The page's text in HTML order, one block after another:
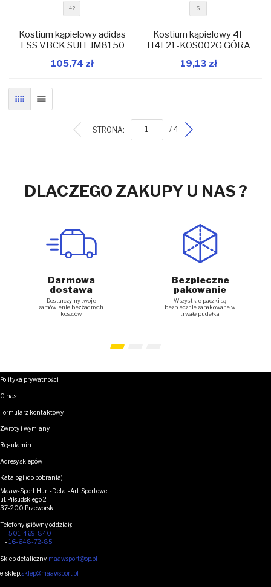
W magazynie
Dodaj do koszyka
42
Kostium kąpielowy adidas
ESS VBCK SUIT JM8150
105,74 zł
W magazynie
S
Kostium kąpielowy 4F
H4L21-KOS002G GÓRA
19,13 zł
SIATKALISTA
STRONA: / 4
DLACZEGO ZAKUPY U NAS ?
Darmowa
dostawa
Dostarczymy twoje
zamówienie bez żadnych
kosztów
Bezpieczne
pakowanie
Wszystkie paczki są
bezpiecznie zapakowane w
trwałe pudełka
Polityka prywatności
O nas
Formularz kontaktowy
Zwroty i wymiany
Regulamin
Adresy sklepów
Katalogi (do pobrania)
Maaw-Sport Hurt-Detal-Art. Sportowe
ul. Piłsudskiego 2
37-200 Przeworsk
Telefony (główny oddział):
-501-469-840
-16-648-72-85
Sklep detaliczny: maawsport@op.pl
e-sklep:sklep@maawsport.pl